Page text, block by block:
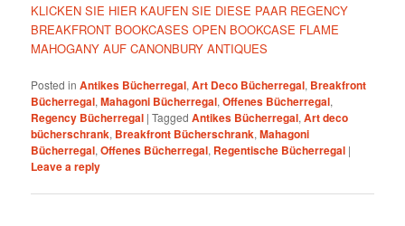
KLICKEN SIE HIER KAUFEN SIE DIESE PAAR REGENCY
BREAKFRONT BOOKCASES OPEN BOOKCASE FLAME
MAHOGANY AUF CANONBURY ANTIQUES
Posted in Antikes Bücherregal,Art Deco Bücherregal, Breakfront
Bücherregal,Mahagoni Bücherregal,Offenes Bücherregal,
Regency Bücherregal |Tagged Antikes Bücherregal,Art deco
bücherschrank, Breakfront Bücherschrank,Mahagoni
Bücherregal,Offenes Bücherregal, Regentische Bücherregal |
Leave a reply